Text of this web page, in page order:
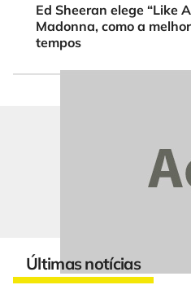
Ed Sheeran elege “Like
Madonna, como a
tempos
Últimas notícias